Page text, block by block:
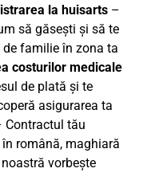
la huisarts –
să găsești și să te
familie în zona ta
costurilor medicale
de plată și te
asigurarea ta
Contractul tău
română, maghiară
vorbește